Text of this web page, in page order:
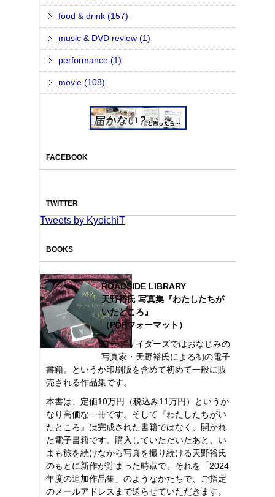
food & drink (157)
music & DVD review (1)
performance (1)
movie (108)
FACEBOOK
TWITTER
Tweets by KyoichiT
BOOKS
ROADSIDE LIBRARY
天野裕氏 写真集『わたしたちが
いたところ』
（PDFフォーマット）
ロードサイダーズではおなじみの
写真家・天野裕氏による初の電子
書籍。というか印刷版を含めて初めて一般に販
売される作品集です。
本書は、定価10万円（税込み11万円）というか
なり高価な一冊です。そして『わたしたちがい
たところ』は完成された書籍ではなく、開かれ
た電子書籍です。購入していただいたあと、い
まも旅を続けながら写真を撮り続ける天野裕氏
のもとに新作が貯まった時点で、それを「2024
年度の追加作品集」のようなかたちで、ご指定
のメールアドレスまで送らせていただきます。